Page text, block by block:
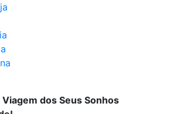
dos Seus Sonhos